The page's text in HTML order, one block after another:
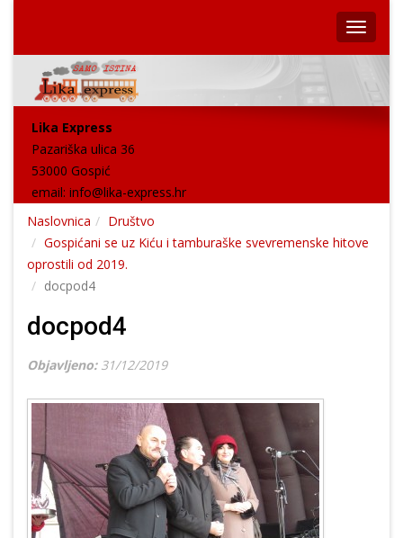
Lika Express
Pazariška ulica 36
53000 Gospić
email: info@lika-express.hr
Naslovnica
Društvo
Gospićani se uz Kiću i tamburaške svevremenske hitove
oprostili od 2019.
docpod4
docpod4
Objavljeno: 31/12/2019